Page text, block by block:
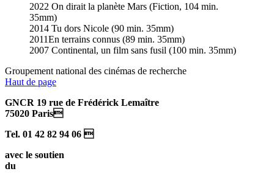
2022 On dirait la planète Mars (Fiction, 104 min.
35mm)
2014 Tu dors Nicole (90 min. 35mm)
2011En terrains connus (89 min. 35mm)
2007 Continental, un film sans fusil (100 min. 35mm)
Groupement national des cinémas de recherche
Haut de page
GNCR 19 rue de Frédérick Lemaître
75020 Paris
Tel. 01 42 82 94 06 
avec le soutien
du